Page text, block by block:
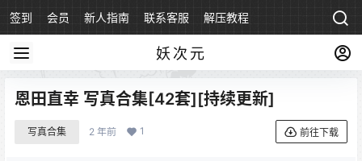
签到 会员 新人指南 联系客服 解压教程
妖次元
恩田直幸 写真合集[42套][持续更新]
写真合集 2 年前 1 前往下载